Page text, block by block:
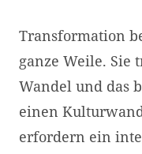
Transformation
ganze Weile. Sie
Wandel und das
einen
erfordern ein